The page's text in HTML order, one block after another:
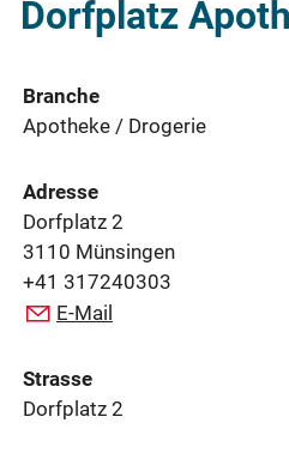
Dorfplatz
Branche
Apotheke / Drogerie
Adresse
Dorfplatz 2
3110 Münsingen
+41 317240303
E-Mail
Strasse
Dorfplatz 2